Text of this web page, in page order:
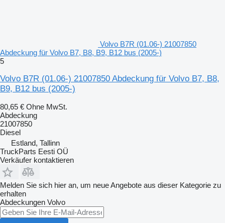
Volvo B7R (01.06-) 21007850
Abdeckung für Volvo B7, B8, B9, B12 bus (2005-)
5
Volvo B7R (01.06-) 21007850 Abdeckung für Volvo B7, B8,
B9, B12 bus (2005-)
80,65 € Ohne MwSt.
Abdeckung
21007850
Diesel
Estland, Tallinn
TruckParts Eesti OÜ
Verkäufer kontaktieren
Melden Sie sich hier an, um neue Angebote aus dieser Kategorie zu
erhalten
Abdeckungen Volvo